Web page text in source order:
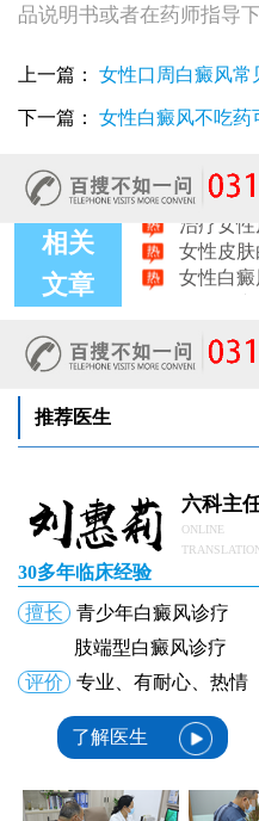
品说明书或者在药师指导
上一篇： 女性口周白癜风常
下一篇： 女性白癜风不吃药
相关
文章
女性白癜风
女性白癜风
女性白斑
女性白癜
治疗女性皮肤
女性皮肤
女性白癜风
女性白癜
推荐医生
六科主
ONLINE
30多年临床经验
擅长
青少年白癜风诊疗
肢端型白癜风诊疗
评价
专业、有耐心、热情
了解医生